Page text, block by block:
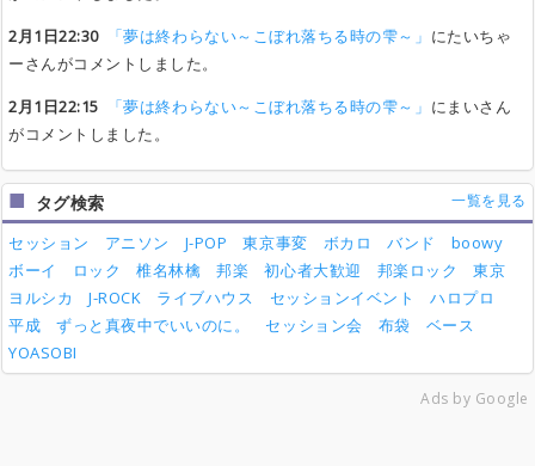
2月1日22:30
「夢は終わらない～こぼれ落ちる時の雫～」 にたいちゃ
ーさんがコメントしました。
2月1日22:15
「夢は終わらない～こぼれ落ちる時の雫～」 にまいさん
がコメントしました。
タグ検索 一覧を見る
セッション アニソン J-POP 東京事変 ボカロ バンド
boowy
ボーイ
ロック 椎名林檎 邦楽 初心者大歓迎 邦楽ロック
東京
ヨルシカ
J-ROCK ライブハウス セッションイベント
ハロプロ
平成
ずっと真夜中でいいのに。 セッション会 布袋
ベース
YOASOBI
Ads by Google